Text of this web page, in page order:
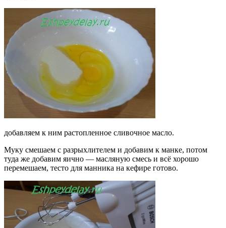
добавляем к ним растопленное сливочное масло.
Муку смешаем с разрыхлителем и добавим к манке, потом
туда же добавим яично — масляную смесь и всё хорошо
перемешаем, тесто для манника на кефире готово.